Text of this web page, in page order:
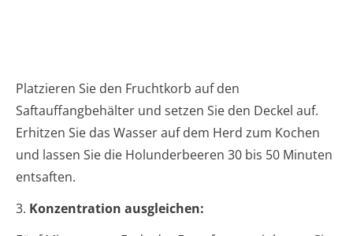
Platzieren Sie den Fruchtkorb auf den
Saftauffangbehälter und setzen Sie den Deckel auf.
Erhitzen Sie das Wasser auf dem Herd zum Kochen
und lassen Sie die Holunderbeeren 30 bis 50 Minuten
entsaften.
3. Konzentration ausgleichen: